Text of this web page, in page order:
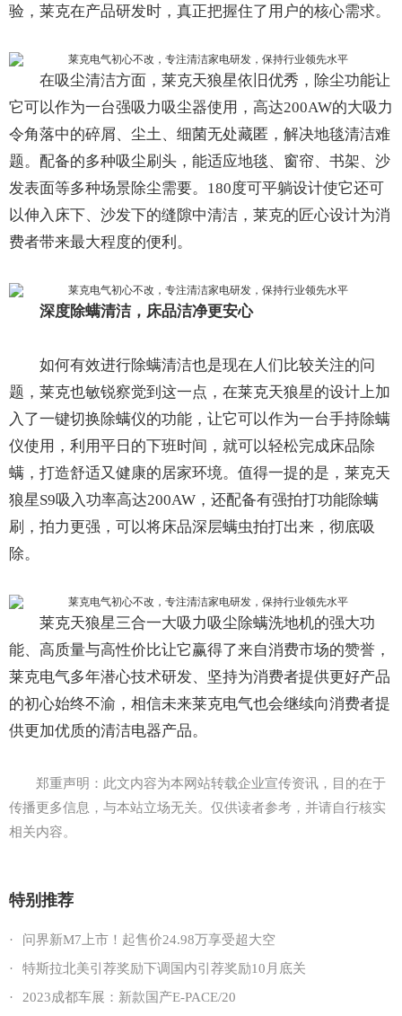
验，莱克在产品研发时，真正把握住了用户的核心需求。
在吸尘清洁方面，莱克天狼星依旧优秀，除尘功能让
它可以作为一台强吸力吸尘器使用，高达200AW的大吸力
令角落中的碎屑、尘土、细菌无处藏匿，解决地毯清洁难
题。配备的多种吸尘刷头，能适应地毯、窗帘、书架、沙
发表面等多种场景除尘需要。180度可平躺设计使它还可
以伸入床下、沙发下的缝隙中清洁，莱克的匠心设计为消
费者带来最大程度的便利。
深度除螨清洁，床品洁净更安心
如何有效进行除螨清洁也是现在人们比较关注的问
题，莱克也敏锐察觉到这一点，在莱克天狼星的设计上加
入了一键切换除螨仪的功能，让它可以作为一台手持除螨
仪使用，利用平日的下班时间，就可以轻松完成床品除
螨，打造舒适又健康的居家环境。值得一提的是，莱克天
狼星S9吸入功率高达200AW，还配备有强拍打功能除螨
刷，拍力更强，可以将床品深层螨虫拍打出来，彻底吸
除。
莱克天狼星三合一大吸力吸尘除螨洗地机的强大功
能、高质量与高性价比让它赢得了来自消费市场的赞誉，
莱克电气多年潜心技术研发、坚持为消费者提供更好产品
的初心始终不渝，相信未来莱克电气也会继续向消费者提
供更加优质的清洁电器产品。
郑重声明：此文内容为本网站转载企业宣传资讯，目的在于
传播更多信息，与本站立场无关。仅供读者参考，并请自行核实
相关内容。
特别推荐
·
问界新M7上市！起售价24.98万享受超大空
·
特斯拉北美引荐奖励下调国内引荐奖励10月底关
·
2023成都车展：新款国产E-PACE/20